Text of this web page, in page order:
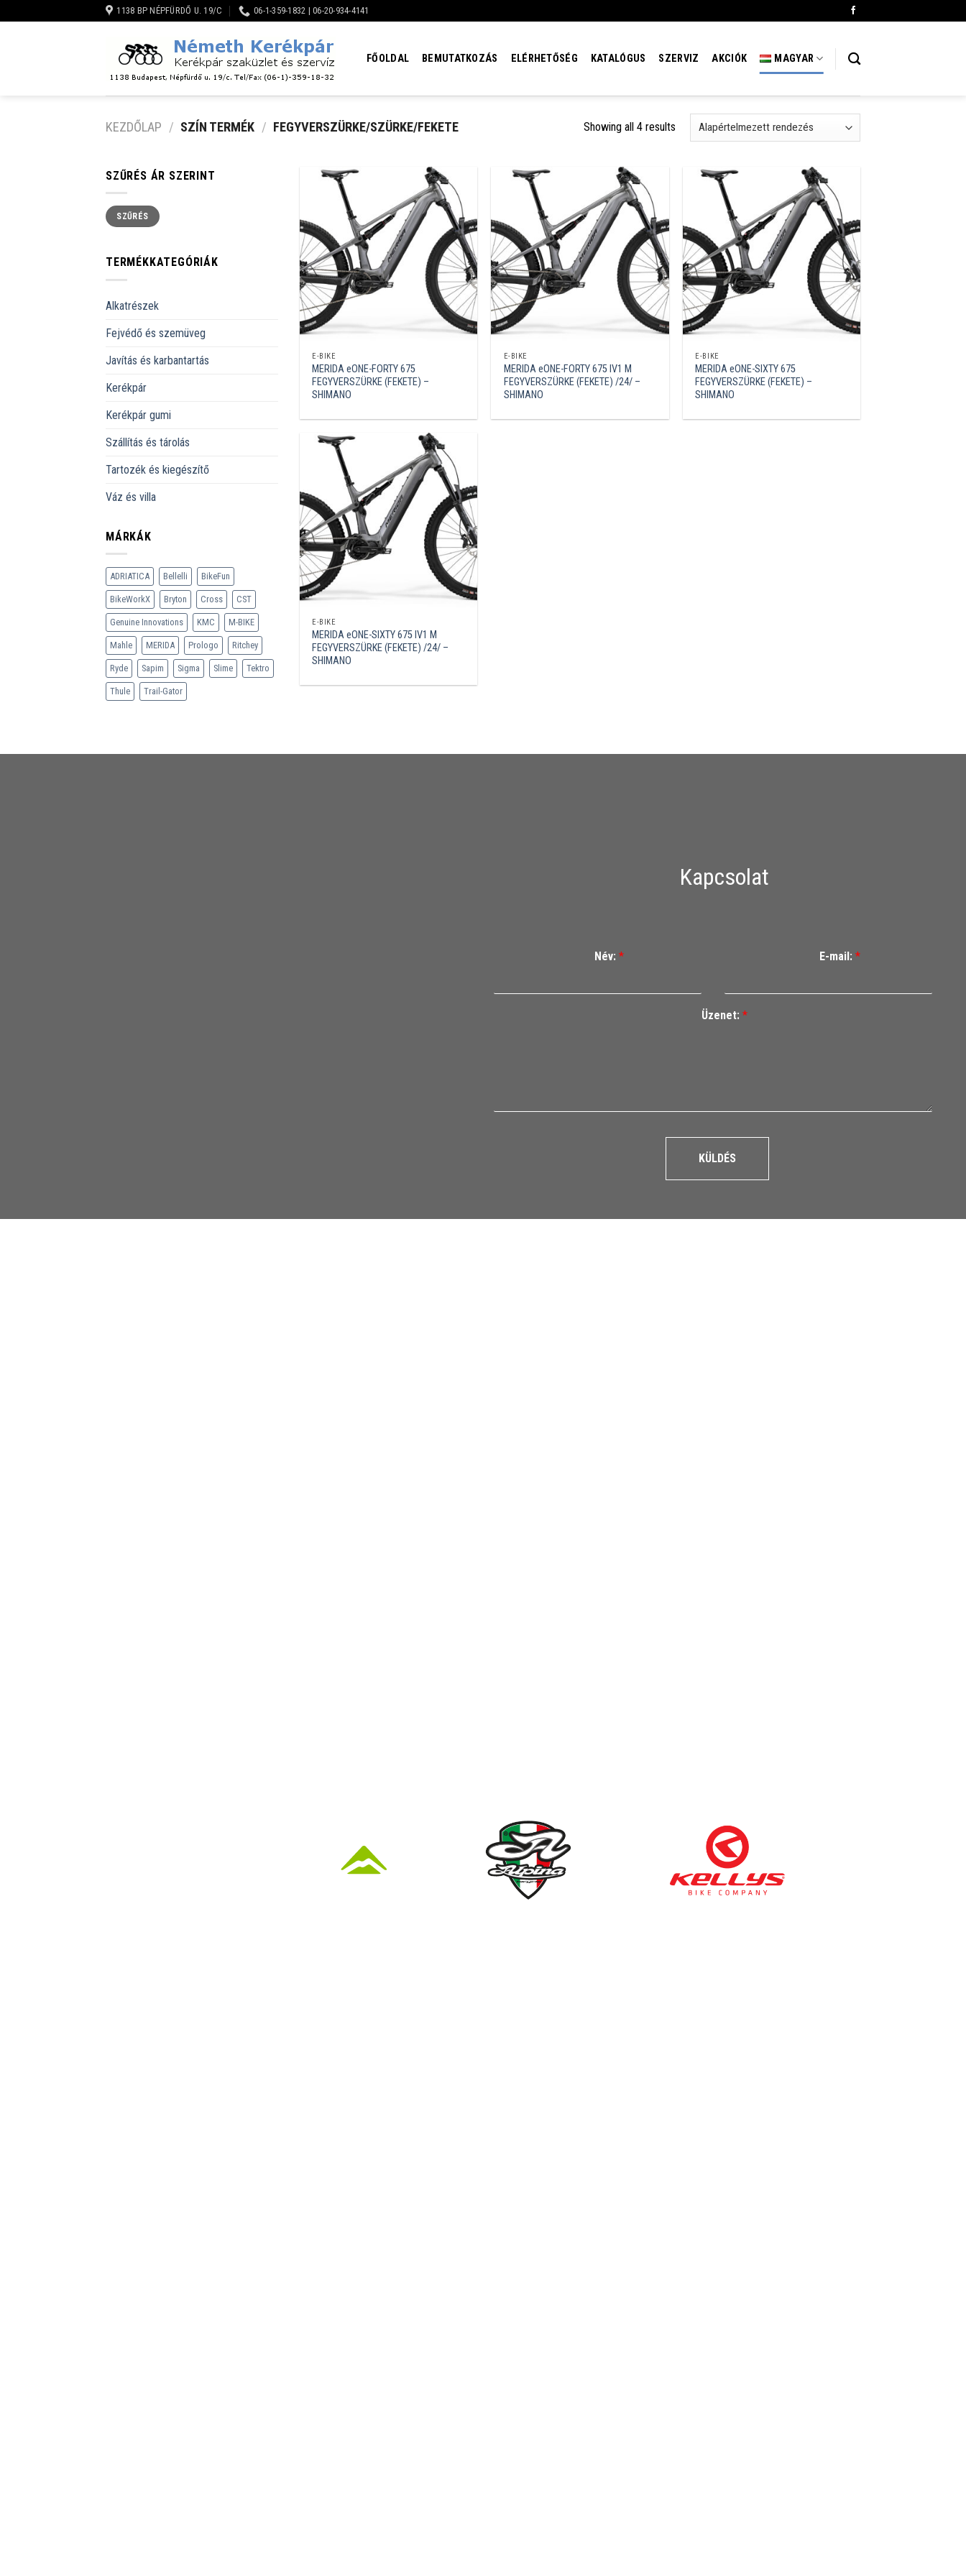
to
1138 BP NÉPFÜRDŐ U. 19/C 06-1-359-1832 | 06-20-934-4141
FŐOLDAL BEMUTATKOZÁS ELÉRHETŐSÉG KATALÓGUS SZERVIZ AKCIÓK MAGYAR
KEZDŐLAP / SZÍN TERMÉK / FEGYVERSZÜRKE/SZÜRKE/FEKETE Showing all 4 results
SZŰRÉS ÁR SZERINT
Min
ár
Max
ár
SZŰRÉS
TERMÉKKATEGÓRIÁK
Alkatrészek
Fejvédő és szemüveg
Javítás és karbantartás
Kerékpár
Kerékpár gumi
Szállítás és tárolás
Tartozék és kiegészítő
Váz és villa
MÁRKÁK
ADRIATICA Bellelli BikeFun
BikeWorkX Bryton Cross CST
Genuine Innovations KMC M-BIKE
Mahle MERIDA Prologo Ritchey
Ryde Sapim Sigma Slime Tektro
Thule Trail-Gator
E-BIKE
MERIDA eONE-FORTY 675
FEGYVERSZÜRKE (FEKETE) –
SHIMANO
E-BIKE
MERIDA eONE-FORTY 675 IV1 M
FEGYVERSZÜRKE (FEKETE) /24/ –
SHIMANO
E-BIKE
MERIDA eONE-SIXTY 675
FEGYVERSZÜRKE (FEKETE) –
SHIMANO
E-BIKE
MERIDA eONE-SIXTY 675 IV1 M
FEGYVERSZÜRKE (FEKETE) /24/ –
SHIMANO
Kapcsolat
Név: * E-mail: *
Üzenet: *
KÜLDÉS